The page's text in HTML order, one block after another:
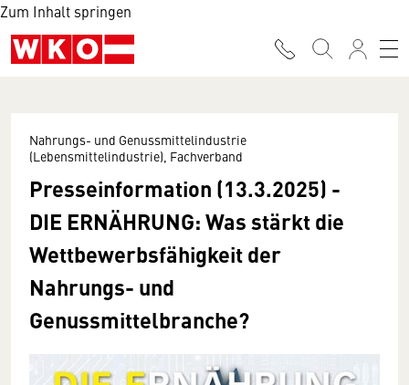
Zum Inhalt springen
Nahrungs- und Genussmittelindustrie
(Lebensmittelindustrie), Fachverband
Presseinformation (13.3.2025) -
DIE ERNÄHRUNG:Was stärkt die
Wettbewerbsfähigkeit der
Nahrungs- und
Genussmittelbranche?